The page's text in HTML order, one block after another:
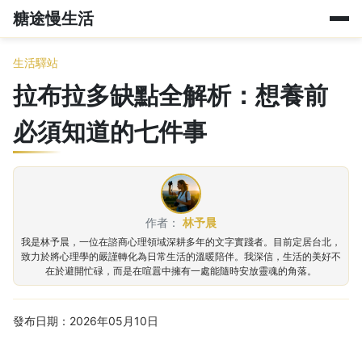
糖途慢生活
生活驛站
拉布拉多缺點全解析：想養前
必須知道的七件事
作者： 林予晨
我是林予晨，一位在諮商心理領域深耕多年的文字實踐者。目前定居台北，
致力於將心理學的嚴謹轉化為日常生活的溫暖陪伴。我深信，生活的美好不
在於避開忙碌，而是在喧囂中擁有一處能隨時安放靈魂的角落。
發布日期：2026年05月10日